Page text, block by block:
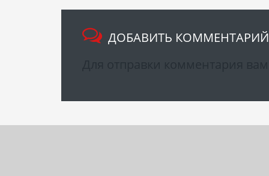
ДОБАВИТЬ КОММЕНТАРИЙ